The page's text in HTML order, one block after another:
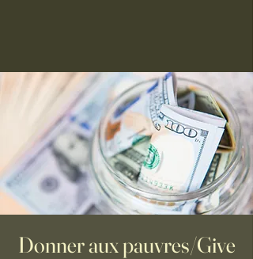
Donner aux pauvres/Give